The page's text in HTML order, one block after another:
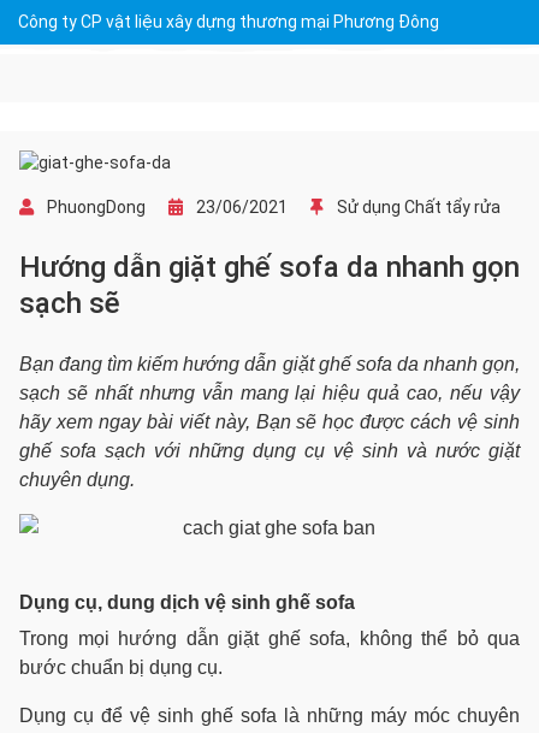
Công ty CP vật liệu xây dựng thương mại Phương Đông
PhuongDong 23/06/2021 Sử dụng Chất tẩy rửa
Hướng dẫn giặt ghế sofa da nhanh gọn
sạch sẽ
Bạn đang tìm kiếm hướng dẫn giặt ghế sofa da nhanh gọn,
sạch sẽ nhất nhưng vẫn mang lại hiệu quả cao, nếu vậy
hãy xem ngay bài viết này, Bạn sẽ học được cách vệ sinh
ghế sofa sạch với những dụng cụ vệ sinh và nước giặt
chuyên dụng.
Dụng cụ, dung dịch vệ sinh ghế sofa
Trong mọi hướng dẫn giặt ghế sofa, không thể bỏ qua
bước chuẩn bị dụng cụ.
Dụng cụ để vệ sinh ghế sofa là những máy móc chuyên